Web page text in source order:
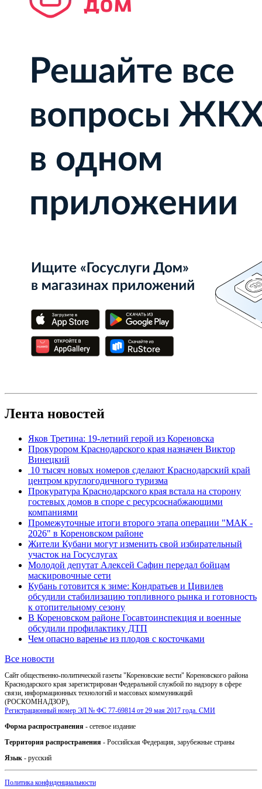
Лента новостей
Яков Третина: 19-летний герой из Кореновска
Прокурором Краснодарского края назначен Виктор
Винецкий
10 тысяч новых номеров сделают Краснодарский край
центром круглогодичного туризма
Прокуратура Краснодарского края встала на сторону
гостевых домов в споре с ресурсоснабжающими
компаниями
Промежуточные итоги второго этапа операции "МАК -
2026" в Кореновском районе
Жители Кубани могут изменить свой избирательный
участок на Госуслугах
Молодой депутат Алексей Сафин передал бойцам
маскировочные сети
Кубань готовится к зиме: Кондратьев и Цивилев
обсудили стабилизацию топливного рынка и готовность
к отопительному сезону
В Кореновском районе Госавтоинспекция и военные
обсудили профилактику ДТП
Чем опасно варенье из плодов с косточками
Все новости
Сайт общественно-политической газеты "Кореновские вести" Кореновского района
Краснодарского края зарегистрирован Федеральной службой по надзору в сфере
связи, информационных технологий и массовых коммуникаций
(РОСКОМНАДЗОР),
Регистрационный номер ЭЛ № ФС 77-69814 от 29 мая 2017 года. СМИ
Форма распространения - сетевое издание
Территория распространения - Российская Федерация, зарубежные страны
Язык - русский
Политика конфиденциальности